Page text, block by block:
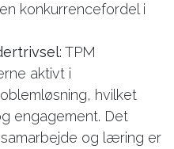
konkurrencefordel i
: TPM
aktivt i
hvilket
engagement. Det
og læring er